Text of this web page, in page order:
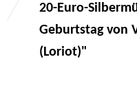
20-Euro-
Geburtstag von
(Loriot)"